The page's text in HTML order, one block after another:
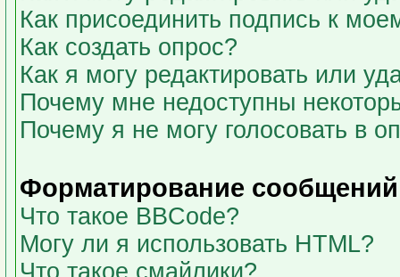
Как присоединить подпись к
Как создать опрос?
Как я могу редактировать или
Почему мне недоступны
Почему я не могу голосовать в
Форматирование
Что такое BBCode?
Могу ли я использовать HTML?
Что такое смайлики?